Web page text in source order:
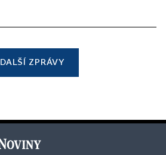
DALŠÍ ZPRÁVY